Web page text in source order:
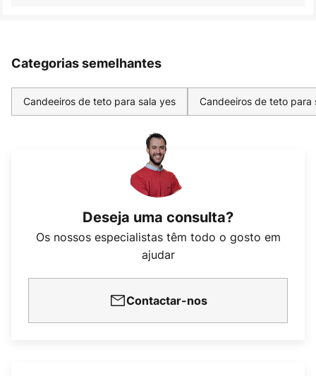
Categorias semelhantes
Candeeiros de teto para sala yes Candeeiros de teto para
Deseja uma consulta?
Os nossos especialistas têm todo o gosto em
ajudar
Contactar-nos